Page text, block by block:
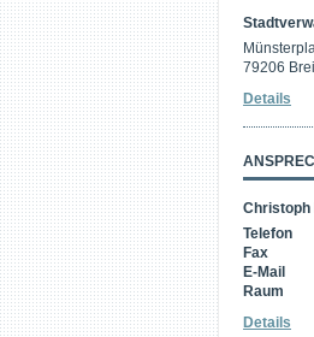
79206
Details
Christoph
Telefon
Fax
E-Mail
Raum
Details